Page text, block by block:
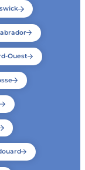
Ouest